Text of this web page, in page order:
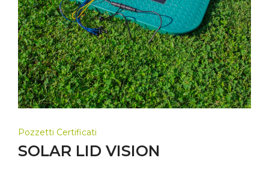
Pozzetti Certificati
SOLAR LID VISION